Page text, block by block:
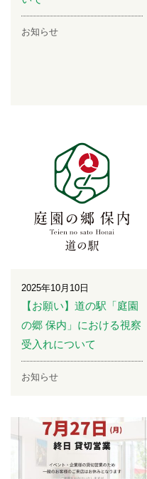
お知らせ
2025年10月10日
【お願い】道の駅「庭園
の郷 保内」における視察
受入れについて
お知らせ